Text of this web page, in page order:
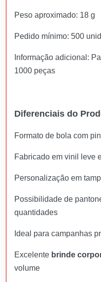
Peso aproximado: 18 g
Pedido mínimo: 500
Informação adicional:
1000 peças
Diferenciais do
Formato de bola com
Fabricado em vinil leve
Personalização em
Possibilidade de
quantidades
Ideal para campanhas
Excelente brinde
volume